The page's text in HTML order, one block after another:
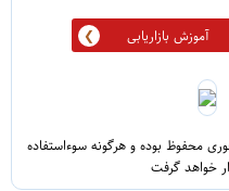
آموزش بازاریابی
محفوظ بوده و هرگونه سوءاستفاده
خواهد گرفت